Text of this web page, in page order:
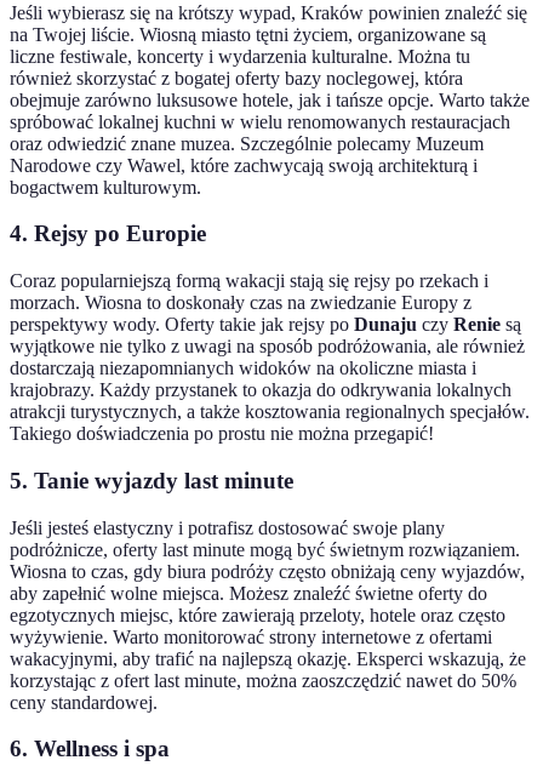
Jeśli wybierasz się na krótszy wypad, Kraków powinien znaleźć się
na Twojej liście. Wiosną miasto tętni życiem, organizowane są
liczne festiwale, koncerty i wydarzenia kulturalne. Można tu
również skorzystać z bogatej oferty bazy noclegowej, która
obejmuje zarówno luksusowe hotele, jak i tańsze opcje. Warto także
spróbować lokalnej kuchni w wielu renomowanych restauracjach
oraz odwiedzić znane muzea. Szczególnie polecamy Muzeum
Narodowe czy Wawel, które zachwycają swoją architekturą i
bogactwem kulturowym.
4. Rejsy po Europie
Coraz popularniejszą formą wakacji stają się rejsy po rzekach i
morzach. Wiosna to doskonały czas na zwiedzanie Europy z
perspektywy wody. Oferty takie jak rejsy po Dunaju czy Renie są
wyjątkowe nie tylko z uwagi na sposób podróżowania, ale również
dostarczają niezapomnianych widoków na okoliczne miasta i
krajobrazy. Każdy przystanek to okazja do odkrywania lokalnych
atrakcji turystycznych, a także kosztowania regionalnych specjałów.
Takiego doświadczenia po prostu nie można przegapić!
5. Tanie wyjazdy last minute
Jeśli jesteś elastyczny i potrafisz dostosować swoje plany
podróżnicze, oferty last minute mogą być świetnym rozwiązaniem.
Wiosna to czas, gdy biura podróży często obniżają ceny wyjazdów,
aby zapełnić wolne miejsca. Możesz znaleźć świetne oferty do
egzotycznych miejsc, które zawierają przeloty, hotele oraz często
wyżywienie. Warto monitorować strony internetowe z ofertami
wakacyjnymi, aby trafić na najlepszą okazję. Eksperci wskazują, że
korzystając z ofert last minute, można zaoszczędzić nawet do 50%
ceny standardowej.
6. Wellness i spa